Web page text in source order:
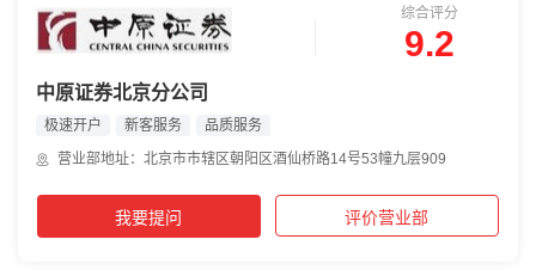
综合评分
9.2
中原证券北京分公司
极速开户 新客服务
品质服务
营业部地址：北京市市辖区朝阳区酒仙桥路14号53幢九层909
我要提问 评价营业部